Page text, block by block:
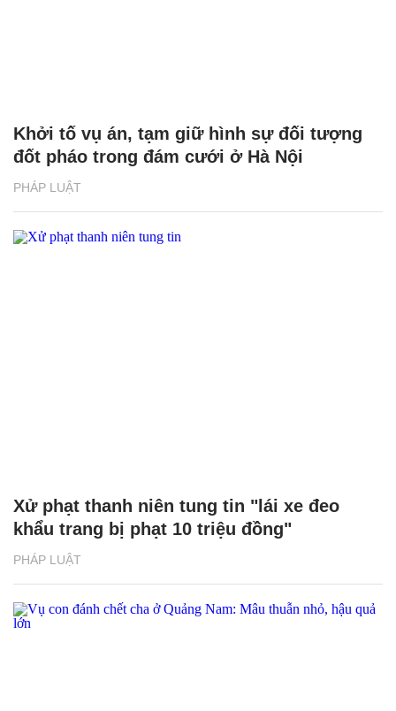
PHÁP LUẬT
Khởi tố vụ án, tạm giữ hình sự đối tượng
đốt pháo trong đám cưới ở Hà Nội
PHÁP LUẬT
Xử phạt thanh niên tung tin "lái xe đeo
khẩu trang bị phạt 10 triệu đồng"